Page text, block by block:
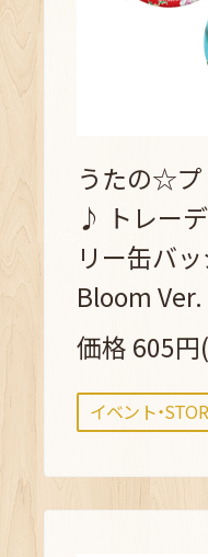
うたの☆プ
♪ トレー
リー缶バ
Bloom Ver.
価格 605
イベント・